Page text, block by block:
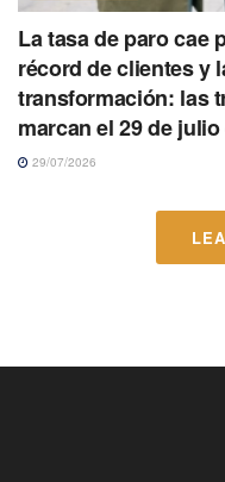
La tasa de paro cae
récord de clientes y
transformación: las
marcan el 29 de julio
29/07/2026